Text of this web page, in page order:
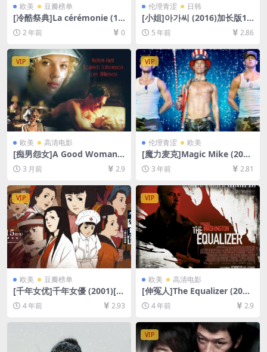
欧美 豆瓣榜单
[冷酷祭典]La cérémonie (19
95)[百度网盘+夸克网盘1080P
超清未删减资源][网盘在线播
幕]
2 年前 0
伦理青涩 日韩
[小姐]아가씨 (2016)加长版16
8min[百度网盘+夸克网盘+迅
雷云盘资源1080P超清][MP4/
+防和谐压缩包（含解压密
码）】
5 年前 2.86
VIP
欧美 高清电影
[痴男怨女]A Good Woman
(2004)[百度网盘+夸克网盘10
80P超清未删减资源][网盘在
线播放/下载][MP4/6GB][中文
字幕]
3 月前 2.9
VIP
伦理青涩 欧美
[魔力麦克]Magic Mike (201
2)[百度网盘+夸克网盘1080P
超清未删减资源][网盘在线播
放/下载][MP4/6.7GB][中英字
幕]
3 年前 2.81
VIP
欧美 豆瓣榜单
[千年女优]千年女優 (2001)[百
度网盘+迅雷云盘资源1080P
超清未删减][MP4/6.2GB][日
语中字]
4 年前 2.93
VIP
欧美 高清电影
[伸冤人]The Equalizer (201
4)[百度网盘+迅雷云盘资源10
80P超清未删减][MP4/8.4GB]
[中英字幕]
4 年前 2.9
VIP